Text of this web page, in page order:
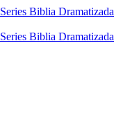
Series Biblia Dramatizada
Series Biblia Dramatizada